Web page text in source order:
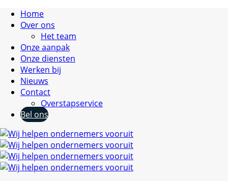
Home
Over ons
Het team
Onze aanpak
Onze diensten
Werken bij
Nieuws
Contact
Overstapservice
Bel ons